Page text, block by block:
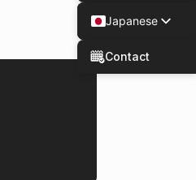
Japanese
Chinese
Contact